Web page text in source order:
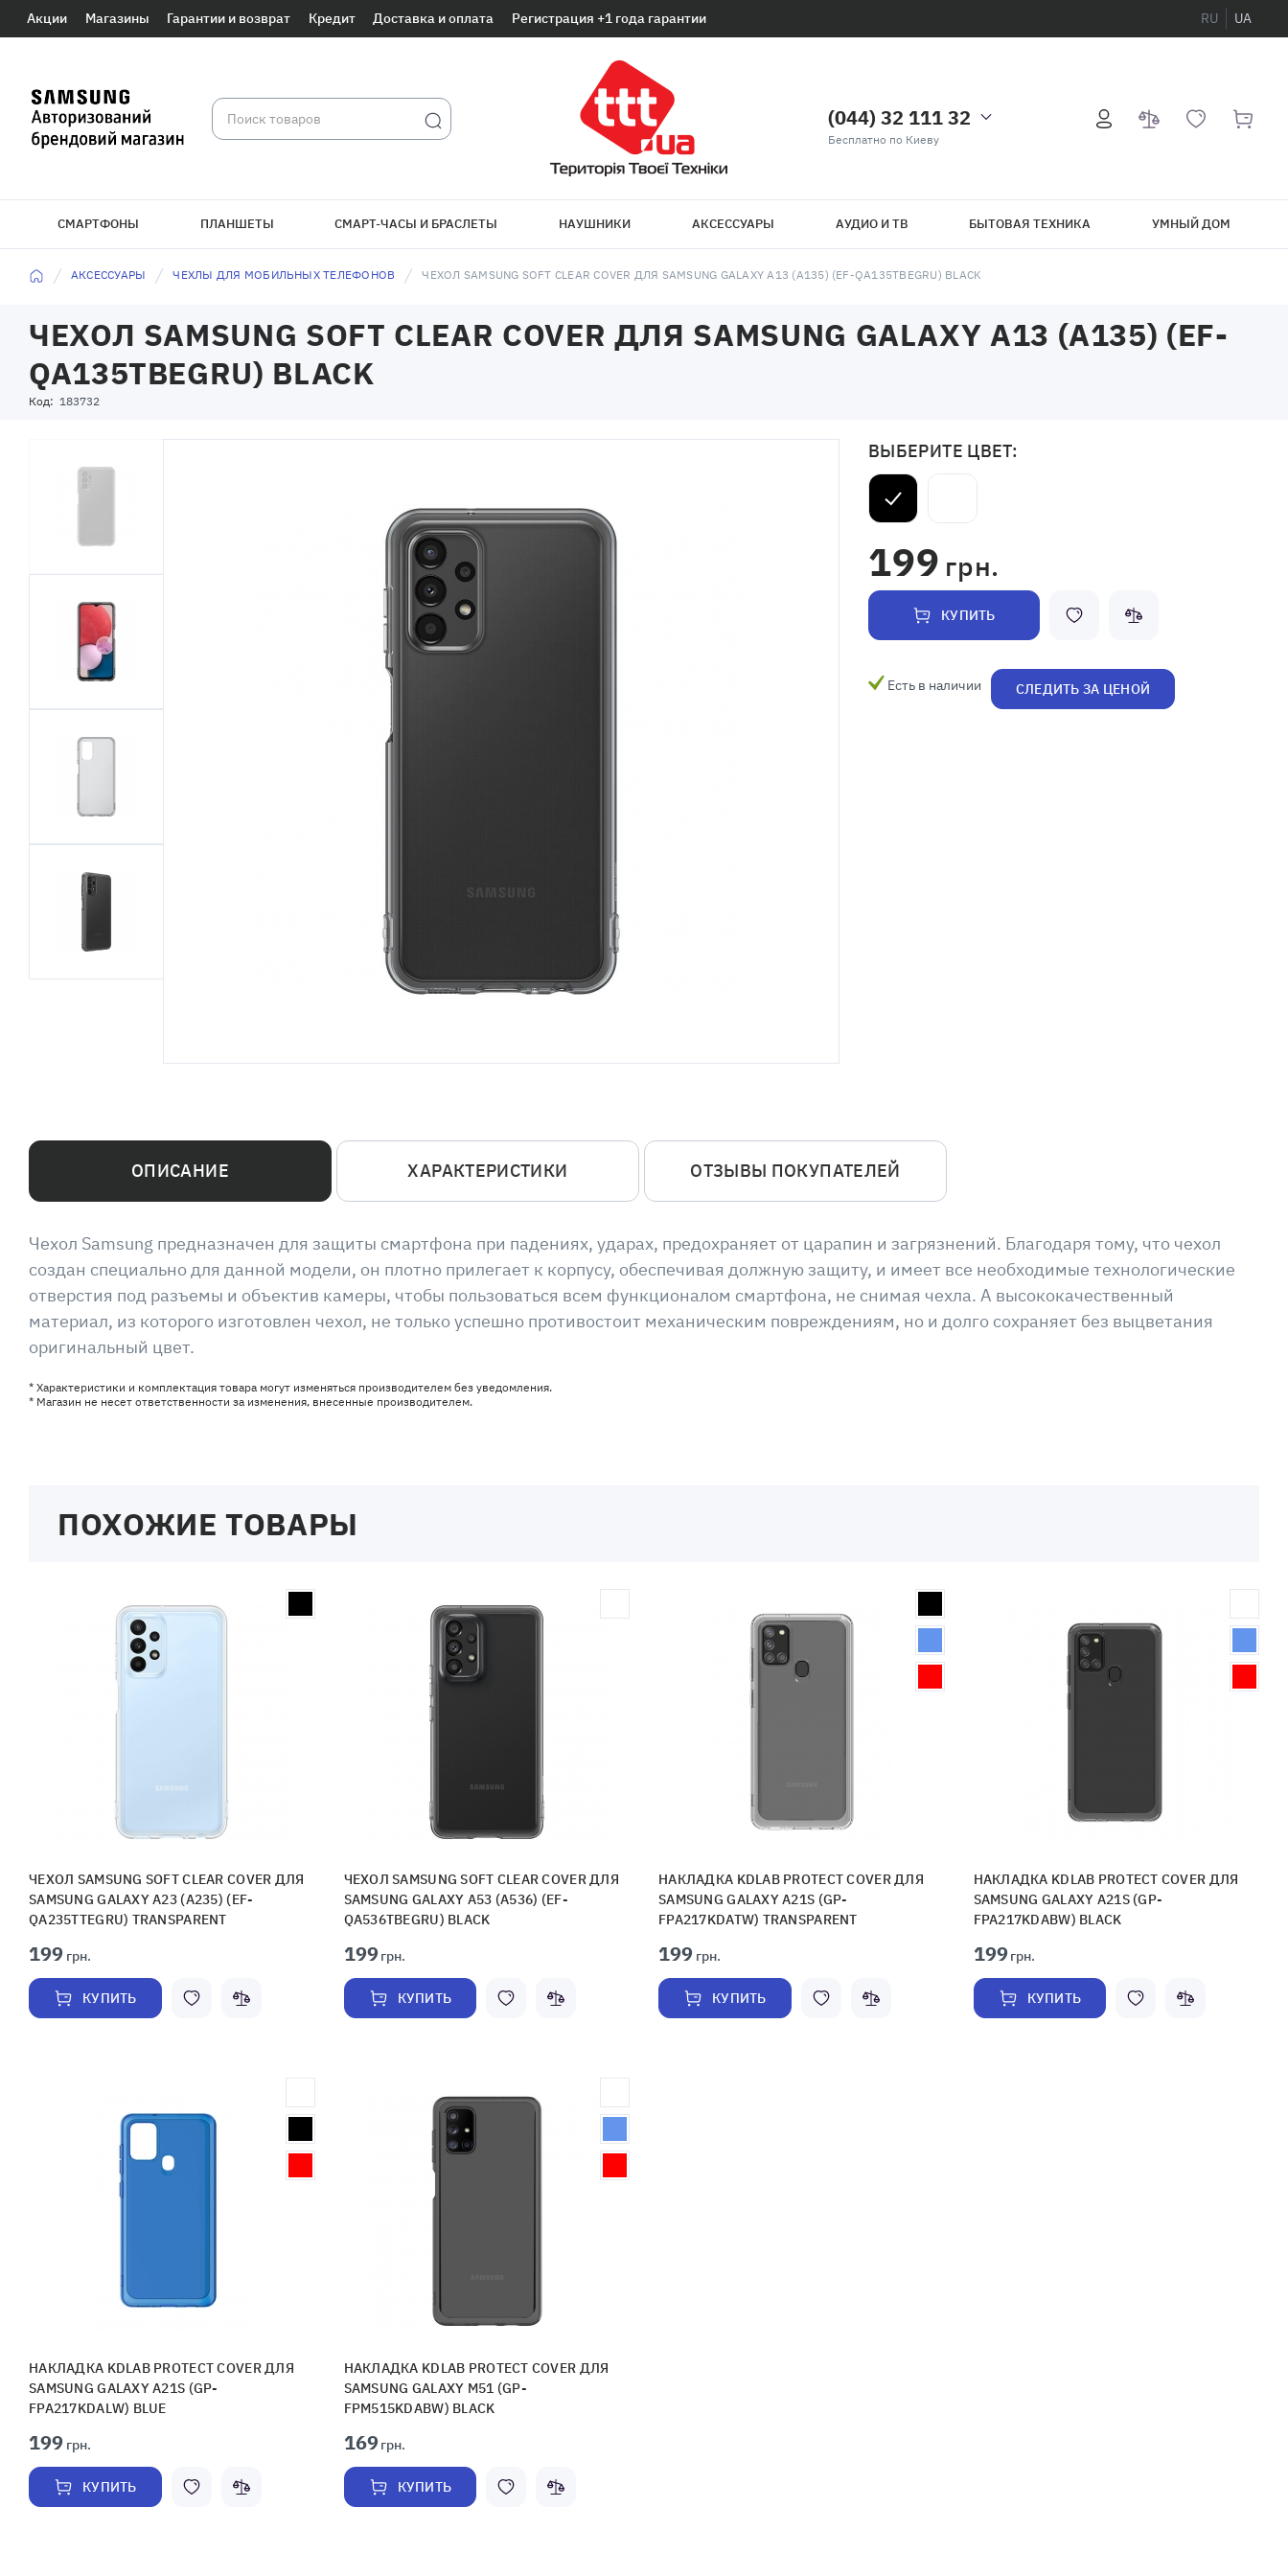
Акции Магазины Гарантии и возврат Кредит Доставка и оплата Регистрация +1 года гарантии RU UA
(044) 32 111 32
Бесплатно по Киеву
СМАРТФОНЫ ПЛАНШЕТЫ СМАРТ-ЧАСЫ И БРАСЛЕТЫ НАУШНИКИ АКСЕССУАРЫ АУДИО И ТВ БЫТОВАЯ ТЕХНИКА УМНЫЙ ДОМ
АКСЕССУАРЫ ЧЕХЛЫ ДЛЯ МОБИЛЬНЫХ ТЕЛЕФОНОВ ЧЕХОЛ SAMSUNG SOFT CLEAR COVER ДЛЯ SAMSUNG GALAXY A13 (A135) (EF-QA135TBEGRU) BLACK
ЧЕХОЛ SAMSUNG SOFT CLEAR COVER ДЛЯ SAMSUNG GALAXY A13 (A135) (EF-
QA135TBEGRU) BLACK
Код: 183732
ВЫБЕРИТЕ ЦВЕТ:
199 грн.
КУПИТЬ
Есть в наличии СЛЕДИТЬ ЗА ЦЕНОЙ
ОПИСАНИЕ
Чехол Samsung предназначен для защиты смартфона при падениях, ударах, предохраняет от царапин и загрязнений. Благодаря тому, что чехол
создан специально для данной модели, он плотно прилегает к корпусу, обеспечивая должную защиту, и имеет все необходимые технологические
отверстия под разъемы и объектив камеры, чтобы пользоваться всем функционалом смартфона, не снимая чехла. А высококачественный
материал, из которого изготовлен чехол, не только успешно противостоит механическим повреждениям, но и долго сохраняет без выцветания
оригинальный цвет.
* Характеристики и комплектация товара могут изменяться производителем без уведомления.
* Магазин не несет ответственности за изменения, внесенные производителем.
ХАРАКТЕРИСТИКИ ОТЗЫВЫ ПОКУПАТЕЛЕЙ
ПОХОЖИЕ ТОВАРЫ
ЧЕХОЛ SAMSUNG SOFT CLEAR COVER ДЛЯ
SAMSUNG GALAXY A23 (A235) (EF-
QA235TTEGRU) TRANSPARENT
199 грн.
КУПИТЬ
ЧЕХОЛ SAMSUNG SOFT CLEAR COVER ДЛЯ
SAMSUNG GALAXY A53 (A536) (EF-
QA536TBEGRU) BLACK
199грн.
КУПИТЬ
НАКЛАДКА KDLAB PROTECT COVER ДЛЯ
SAMSUNG GALAXY A21S (GP-
FPA217KDATW) TRANSPARENT
199 грн.
КУПИТЬ
НАКЛАДКА KDLAB PROTECT COVER ДЛЯ
SAMSUNG GALAXY A21S (GP-
FPA217KDABW) BLACK
199грн.
КУПИТЬ
НАКЛАДКА KDLAB PROTECT COVER ДЛЯ
SAMSUNG GALAXY A21S (GP-
FPA217KDALW) BLUE
199 грн.
КУПИТЬ
НАКЛАДКА KDLAB PROTECT COVER ДЛЯ
SAMSUNG GALAXY M51 (GP-
FPM515KDABW) BLACK
169грн.
КУПИТЬ